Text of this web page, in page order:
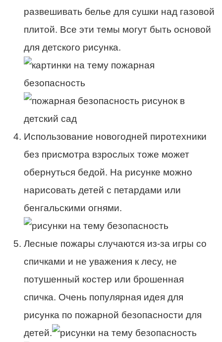
развешивать белье для сушки над газовой
плитой. Все эти темы могут быть основой
для детского рисунка.
Использование новогодней пиротехники
без присмотра взрослых тоже может
обернуться бедой. На рисунке можно
нарисовать детей с петардами или
бенгальскими огнями.
Лесные пожары случаются из-за игры со
спичками и не уважения к лесу, не
потушенный костер или брошенная
спичка. Очень популярная идея для
рисунка по пожарной безопасности для
детей.